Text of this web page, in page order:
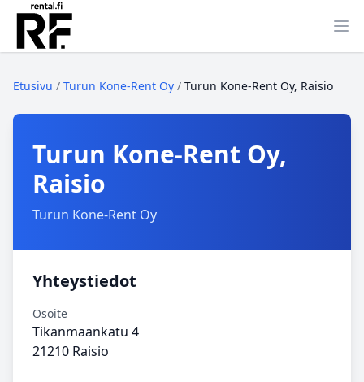
Etusivu / Turun Kone-Rent Oy / Turun Kone-Rent Oy, Raisio
Turun Kone-Rent Oy,
Raisio
Turun Kone-Rent Oy
Yhteystiedot
Osoite
Tikanmaankatu 4
21210 Raisio